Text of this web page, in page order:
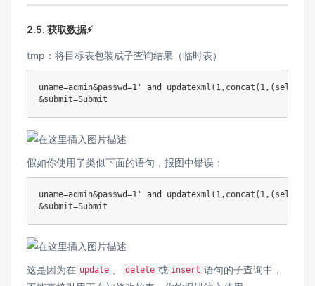
2.5. 获取数据⚡
tmp：将目标表包装成子查询结果（临时表）
uname=admin&passwd=1' and
假如你使用了类似下面的语句，报图中错误：
uname=admin&passwd=1 ' and updatexml ( 1, concat ( 1, ( select
&submit=
这是因为在 update delete 或 insert 语句的子查询中，